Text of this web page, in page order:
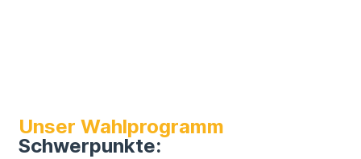
Unser Wahlprogramm
Schwerpunkte: